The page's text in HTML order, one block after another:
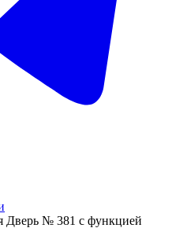
Дверь № 381 с функцией